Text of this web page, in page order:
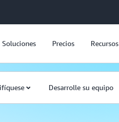
Soluciones Precios Recursos
Desarrolle su equipo